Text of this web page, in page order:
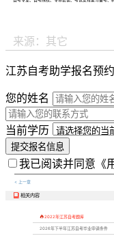
来源：其它
江苏自考助学报名预约
您的姓名
当前学历
提交报名信息
我已阅读并同意 《
< 上一章
 相关内容
2022年江苏自考题库
2026年下半年江苏自考毕业申请条件